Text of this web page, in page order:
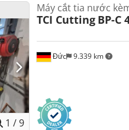
1 /9
Đức 9.339 km
Máy cắt tia nước
TCI Cutting BP-C